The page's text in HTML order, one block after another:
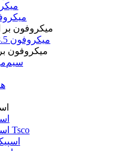
میکروفون
میکروفون 3.5 میلی‌متری
میکروفون
میکروفون بی‌‎سیم
اسپیکر بلوتوثی Tsco